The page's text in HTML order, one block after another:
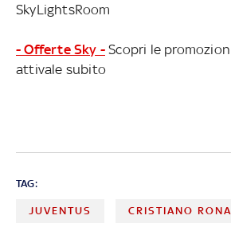
SkyLightsRoom
- Offerte Sky - Scopri le
attivale subito
TAG:
JUVENTUS CRISTIANO